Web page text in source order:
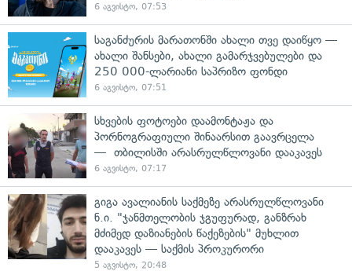
6 აგვისტო, 07:53
საგანძურის მარათონში ახალი თვე დაიწყო —
ახალი შანსები, ახალი გამარჯვებულები და
250 000-ლარიანი საპრიზო ფონდი
6 აგვისტო, 07:51
სხვების ფოტოები დაამონტაჟა და
პორნოგრაფიული შინაარსით გაავრცელა
— თბილისში არასრულწლოვანი დააკავეს
6 აგვისტო, 07:17
გიგა ავალიანის საქმეზე არასრულწლოვანი
ნ.ი. "ჯანმთელობის ჯგუფურად, განზრახ
მძიმედ დაზიანების წაქეზების" მუხლით
დააკავეს — საქმის პროკურორი
5 აგვისტო, 20:48